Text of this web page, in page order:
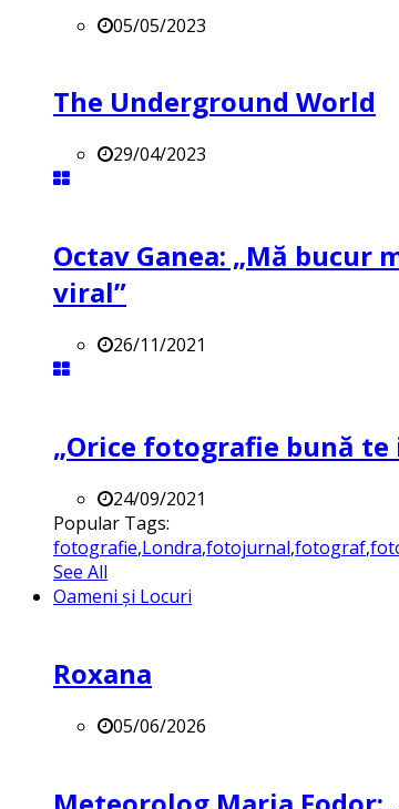
05/05/2023
The Underground World
29/04/2023
Octav Ganea: „Mă
viral”
26/11/2021
„Orice fotografie bună
24/09/2021
Popular Tags:
fotografie,Londra,fotojurnal,fotograf,
See All
Oameni și Locuri
Roxana
05/06/2026